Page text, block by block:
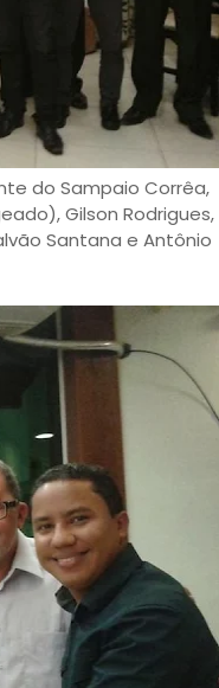
do Sampaio Corrêa,
Gilson Rodrigues,
Santana e Antônio